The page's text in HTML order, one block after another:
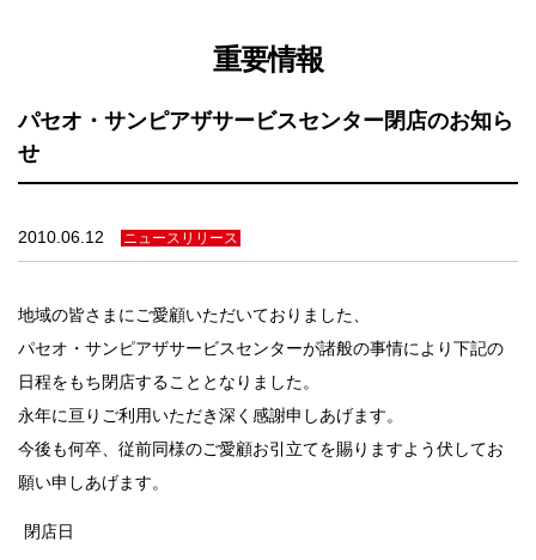
サービス
加盟店のみなさま
重要情報
パセオ・サンピアザサービスセンター閉店のお知ら
せ
2010.06.12 ニュースリリース
地域の皆さまにご愛顧いただいておりました、
パセオ・サンピアザサービスセンターが諸般の事情により下記の
日程をもち閉店することとなりました。
永年に亘りご利用いただき深く感謝申しあげます。
今後も何卒、従前同様のご愛顧お引立てを賜りますよう伏してお
願い申しあげます。
閉店日